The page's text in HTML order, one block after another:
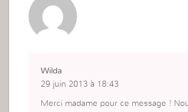
Wilda
29 juin 2013 à 18:43
Merci madame pour ce message !